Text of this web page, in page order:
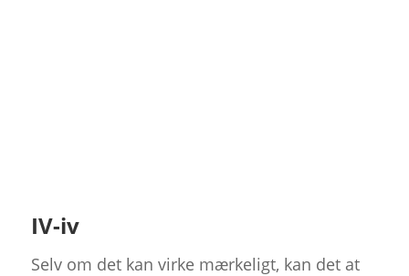
IV-iv
Selv om det kan virke mærkeligt, kan det at